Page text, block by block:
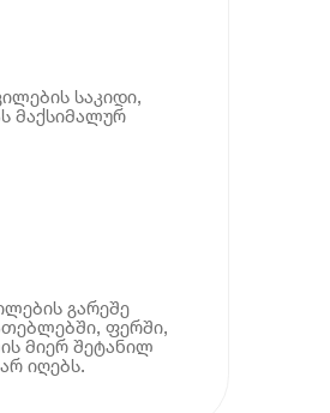
საკიდი,
მაქსიმალურ
გარეშე
ფერში,
მიერ შეტანილ
იღებს.